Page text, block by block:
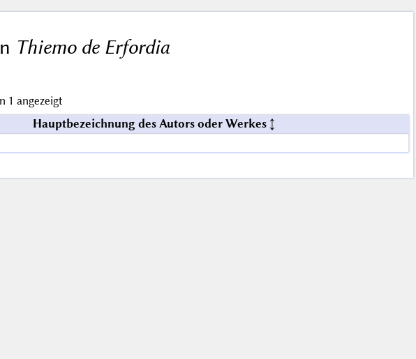
Thiemo de Erfordia
1 angezeigt
Hauptbezeichnung des Autors oder Werkes